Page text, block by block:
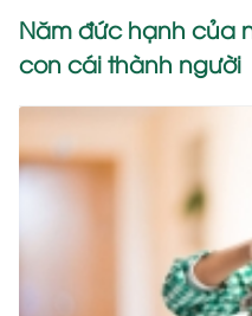
Năm đức hạnh của
con cái thành người